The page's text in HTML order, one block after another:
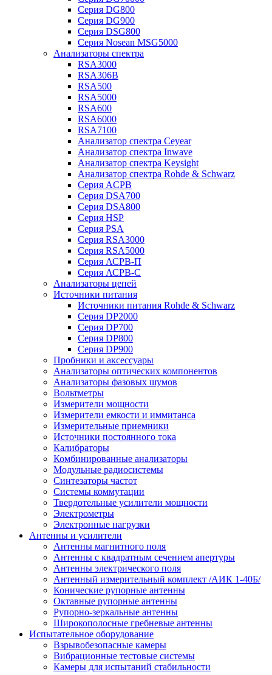
Серия DG800
Серия DG900
Серия DSG800
Серия Nosean MSG5000
Анализаторы спектра
RSA3000
RSA306B
RSA500
RSA5000
RSA600
RSA6000
RSA7100
Анализатор спектра Ceyear
Анализатор спектра Inwave
Анализатор спектра Keysight
Анализатор спектра Rohde & Schwarz
Серия ACPB
Серия DSA700
Серия DSA800
Серия HSP
Серия PSA
Серия RSA3000
Серия RSA5000
Серия АСРВ-П
Серия АСРВ-С
Анализаторы цепей
Источники питания
Источники питания Rohde & Schwarz
Серия DP2000
Серия DP700
Серия DP800
Серия DP900
Пробники и аксессуары
Анализаторы оптических компонентов
Анализаторы фазовых шумов
Вольтметры
Измерители мощности
Измерители емкости и иммитанса
Измерительные приемники
Источники постоянного тока
Калибраторы
Комбинированные анализаторы
Модульные радиосистемы
Синтезаторы частот
Системы коммутации
Твердотельные усилители мощности
Электрометры
Электронные нагрузки
Антенны и усилители
Антенны магнитного поля
Антенны с квадратным сечением апертуры
Антенны электрического поля
Антенный измерительный комплект /АИК 1-40Б/
Конические рупорные антенны
Октавные рупорные антенны
Рупорно-зеркальные антенны
Широкополосные гребневые антенны
Испытательное оборудование
Взрывобезопасные камеры
Вибрационные тестовые системы
Камеры для испытаний стабильности